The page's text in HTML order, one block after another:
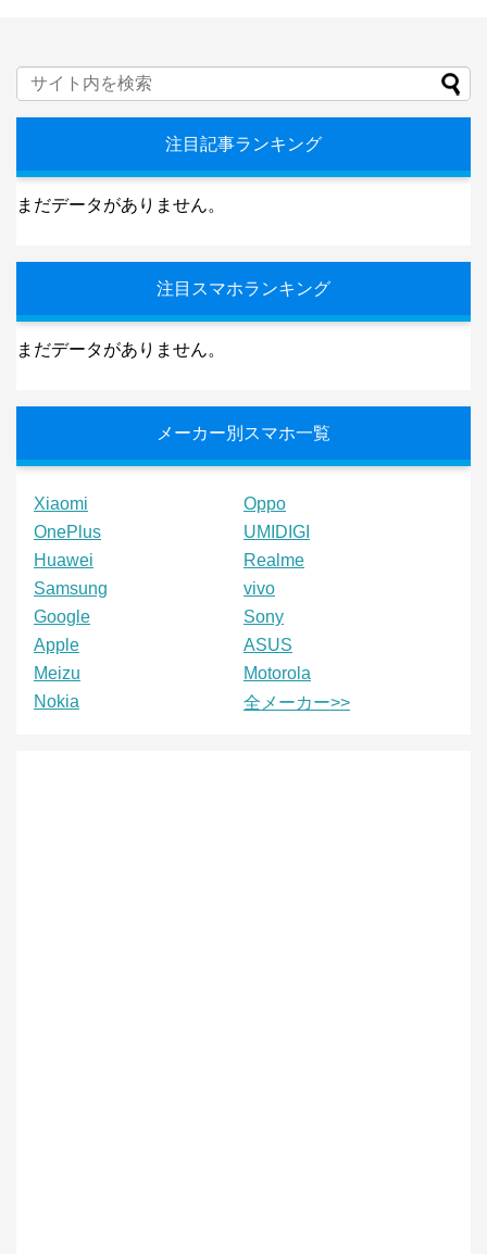
注目記事ランキング
まだデータがありません。
注目スマホランキング
まだデータがありません。
メーカー別スマホ一覧
Xiaomi
Oppo
OnePlus
UMIDIGI
Huawei
Realme
Samsung
vivo
Google
Sony
Apple
ASUS
Meizu
Motorola
Nokia
全メーカー>>